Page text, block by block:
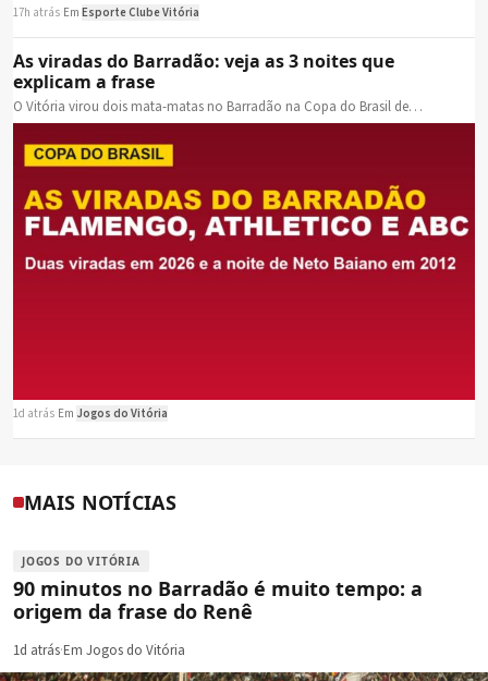
17h atrás Em Esporte Clube Vitória
As viradas do Barradão: veja as 3 noites que
explicam a frase
O Vitória virou dois mata-matas no Barradão na Copa do Brasil de…
1d atrás Em Jogos do Vitória
MAIS NOTÍCIAS
JOGOS DO VITÓRIA
90 minutos no Barradão é muito tempo: a
origem da frase do Renê
1d atrás·Em Jogos do Vitória